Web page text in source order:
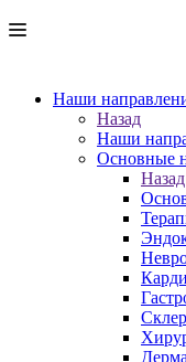
Наши
Назад
Наши
Основные
Назад